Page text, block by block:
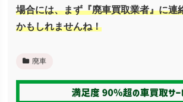
場合には、まず『廃車買取業者』に連
かもしれませんね！
廃車